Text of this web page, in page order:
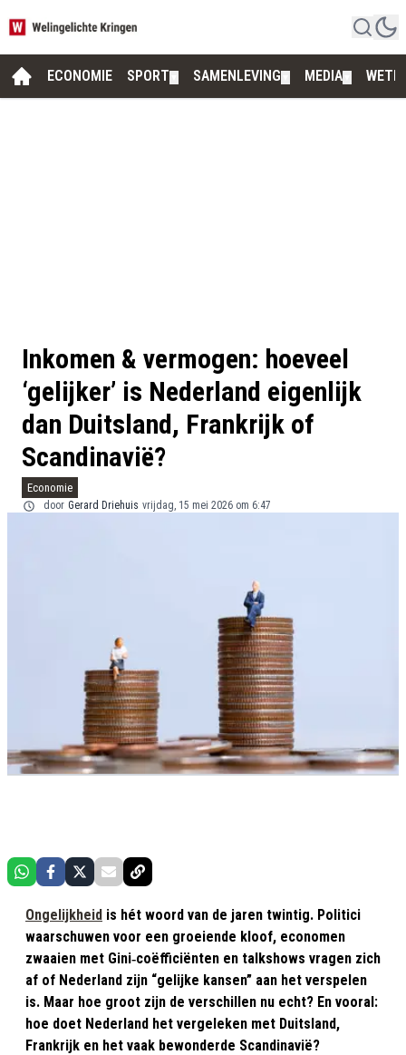
ECONOMIE SPORT SAMENLEVING MEDIA
Inkomen & vermogen: hoeveel
‘gelijker’ is Nederland eigenlijk
dan Duitsland, Frankrijk of
Scandinavië?
Economie
door Gerard Driehuis vrijdag, 15 mei 2026 om 6:47
Ongelijkheid is hét woord van de jaren twintig. Politici
waarschuwen voor een groeiende kloof, economen
zwaaien met Gini‑coëfficiënten en talkshows vragen zich
af of Nederland zijn “gelijke kansen” aan het verspelen
is. Maar hoe groot zijn de verschillen nu echt? En vooral:
hoe doet Nederland het vergeleken met Duitsland,
Frankrijk en het vaak bewonderde Scandinavië?